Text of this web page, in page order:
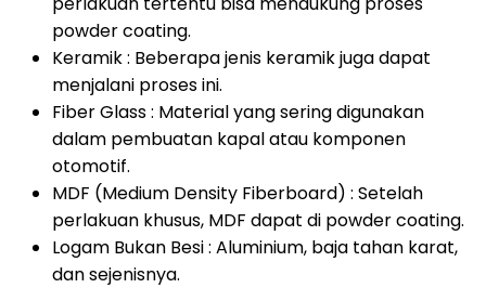
powder coating.
Keramik : Beberapa jenis keramik juga dapat
menjalani proses ini.
Fiber Glass : Material yang sering digunakan
dalam pembuatan kapal atau komponen
otomotif.
MDF (Medium Density Fiberboard) : Setelah
perlakuan khusus, MDF dapat di powder coating.
Logam Bukan Besi : Aluminium, baja tahan karat,
dan sejenisnya.